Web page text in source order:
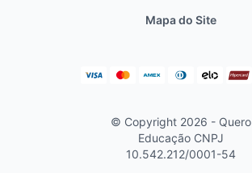
Mapa do Site
© Copyright 2026 - Quero
Educação CNPJ
10.542.212/0001-54